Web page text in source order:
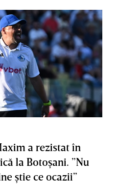
a rezistat în
la Botoşani. ”Nu
ştie ce ocazii”